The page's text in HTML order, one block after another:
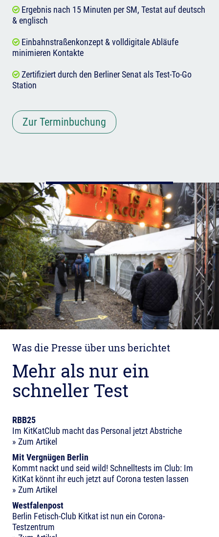
Ergebnis nach 15 Minuten per SM, Testat auf deutsch
& englisch
Einbahnstraßenkonzept & volldigitale Abläufe
minimieren Kontakte
Zertifiziert durch den Berliner Senat als Test-To-Go
Station
Zur Terminbuchung
Was die Presse über uns berichtet
Mehr als nur ein
schneller Test
RBB25
Im KitKatClub macht das Personal jetzt Abstriche
» Zum Artikel
Mit Vergnügen Berlin
Kommt nackt und seid wild! Schnelltests im Club: Im
KitKat könnt ihr euch jetzt auf Corona testen lassen
» Zum Artikel
Westfalenpost
Berlin Fetisch-Club Kitkat ist nun ein Corona-
Testzentrum